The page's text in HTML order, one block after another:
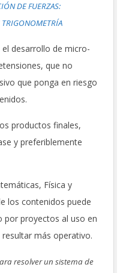
DE FUERZAS:
TRIGONOMETRÍA
desarrollo de micro-
que no
que ponga en riesgo
productos finales,
y preferiblemente
Física y
los contenidos puede
por proyectos al uso en
más operativo.
resolver un sistema de